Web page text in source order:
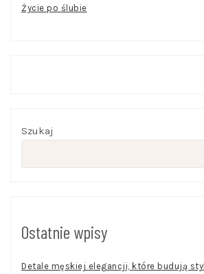
Życie po ślubie
Szukaj
Ostatnie wpisy
Detale męskiej elegancji, które budują styl